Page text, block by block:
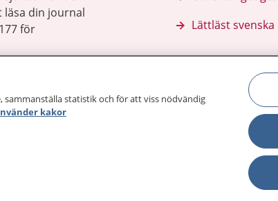
läsa din journal
för
Lättläst svenska
statistik och för att viss nödvändig
kakor